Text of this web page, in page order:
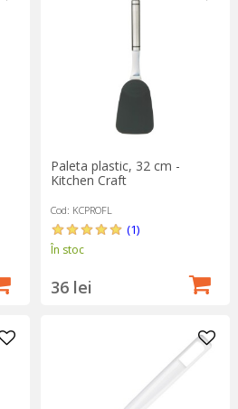
Paleta plastic, 32 cm -
Kitchen Craft
Cod: KCPROFL
(1)
În stoc
36 lei